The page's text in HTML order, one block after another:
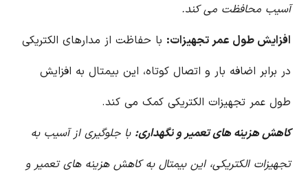
آسیب محافظت می کند.
افزایش طول عمر تجهیزات: با حفاظت از مدارهای الکتریکی
در برابر اضافه بار و اتصال کوتاه، این بیمتال به افزایش
طول عمر تجهیزات الکتریکی کمک می کند.
کاهش هزینه های تعمیر و نگهداری: با جلوگیری از آسیب به
تجهیزات الکتریکی، این بیمتال به کاهش هزینه های تعمیر و